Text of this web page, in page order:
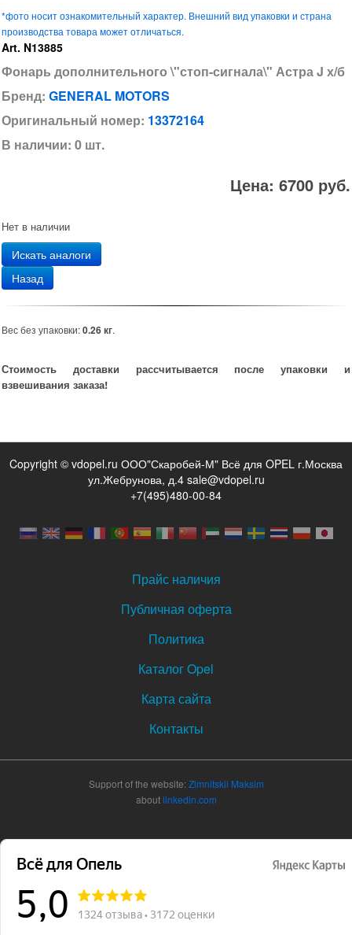
*фото носит ознакомительный характер. Внешний вид упаковки и страна
производства товара может отличаться.
Art. N13885
Фонарь дополнительного \"стоп-сигнала\" Астра J х/б
Бренд: GENERAL MOTORS
Оригинальный номер: 13372164
В наличии: 0 шт.
Цена: 6700 руб.
Нет в наличии
Искать аналоги
Назад
Вес без упаковки:0.26 кг.
Стоимость доставки рассчитывается после упаковки и
взвешивания заказа!
Copyright © vdopel.ru ООО"Скаробей-М" Всё для OPEL г.Москва
ул.Жебрунова, д.4 sale@vdopel.ru
+7(495)480-00-84
Прайс наличия
Публичная оферта
Политика
Каталог Opel
Карта сайта
Контакты
Support of the website:Zimnitskii Maksim
aboutlinkedin.com